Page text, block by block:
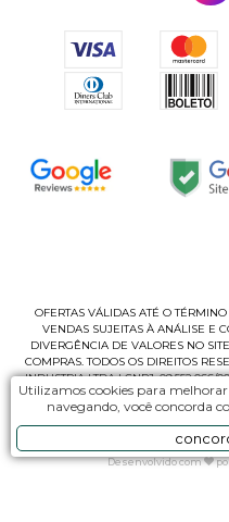
OFERTAS VÁLIDAS ATÉ O
VENDAS SUJEITAS À ANÁLISE E
DIVERGÊNCIA DE VALORES NO
COMPRAS. TODOS OS DIREITOS
INDUSTRIA LTDA | CNPJ: 09.552.066/
CASAGRANDE, 135 - B | CEP
Desenvolvido com
Utilizamos cookies para
navegando, você concorda